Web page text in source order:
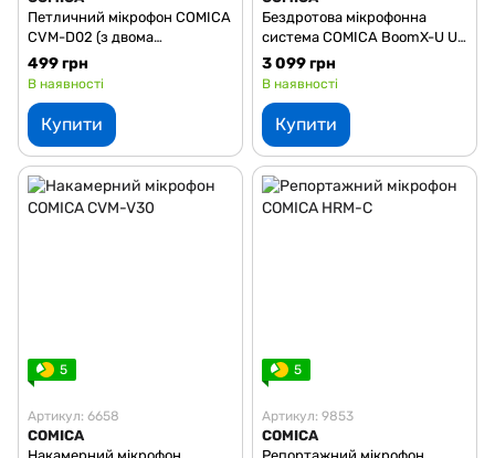
Петличний мікрофон COMICA
CVM-D02 (з двома
головками) (3,5)
499 грн
В наявності
Купити
Бездротова мікрофонна
система COMICA BoomX-U U1
(на 1 персону) (3.5 мм)
3 099 грн
В наявності
Купити
5
Артикул: 6658
COMICA
5
Артикул: 9853
COMICA